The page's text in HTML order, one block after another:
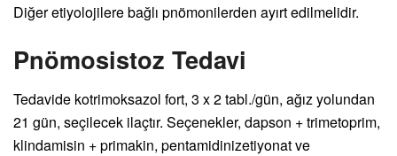
Diğer etiyolojilere bağlı pnömonilerden ayırt edilmelidir.
Pnömosistoz Tedavi
Tedavide kotrimoksazol fort, 3 x 2 tabl./gün, ağız yolundan
21 gün, seçilecek ilaçtır. Seçenekler, dapson + trimetoprim,
klindamisin + primakin, pentamidinizetiyonat ve